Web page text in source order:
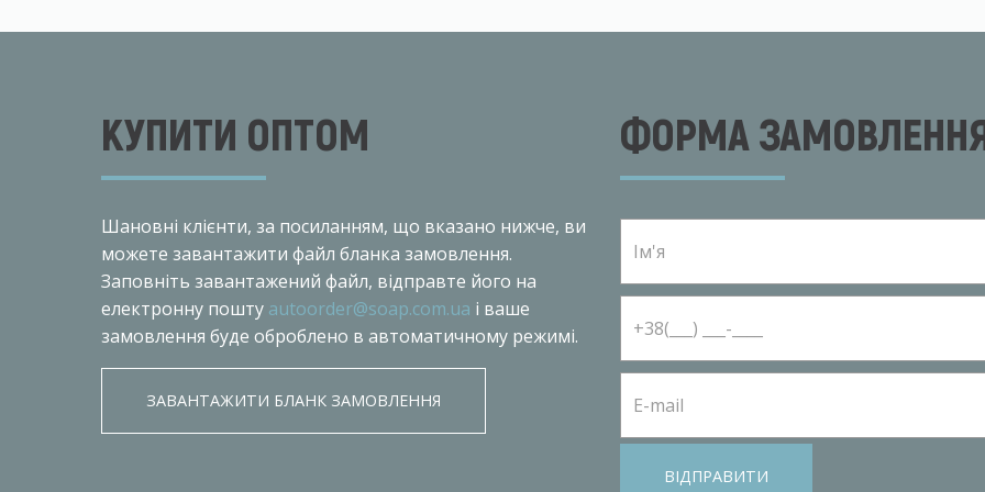
КУПИТИ ОПТОМ
Шановнi клiєнти, за посиланням, що вказано нижче, ви
можете завантажити файл бланка замовлення.
Заповніть завантажений файл, відправте його на
електронну пошту autoorder@soap.com.ua і ваше
замовлення буде оброблено в автоматичному режимі.
ЗАВАНТАЖИТИ БЛАНК ЗАМОВЛЕННЯ
ФОРМА
ВІДПРАВИТИ